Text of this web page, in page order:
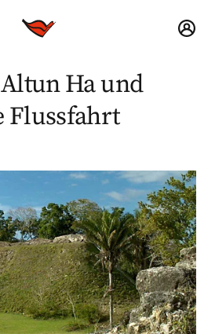
Ha und
Flussfahrt